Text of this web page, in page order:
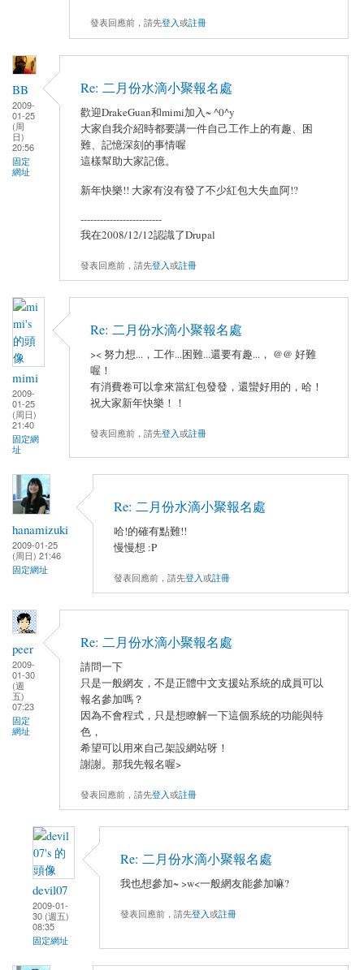
發表回應前，請先登入或註冊
BB
2009-
01-25
(周
日)
20:56
固定
網址
Re: 二月份水滴小聚報名處
歡迎DrakeGuan和mimi加入~ ^0^y
大家自我介紹時都要講一件自己工作上的有趣、困
難、記憶深刻的事情喔
這樣幫助大家記億。
新年快樂!! 大家有沒有發了不少紅包大失血阿!?
-------------------------
我在2008/12/12認識了Drupal
發表回應前，請先登入或註冊
mimi
2009-
01-25
(周日)
21:40
固定網
址
Re: 二月份水滴小聚報名處
>< 努力想...，工作...困難...還要有趣...， @@ 好難
喔！
有消費卷可以拿來當紅包發發，還蠻好用的，哈！
祝大家新年快樂！！
發表回應前，請先登入或註冊
hanamizuki
2009-01-25
(周日) 21:46
固定網址
Re: 二月份水滴小聚報名處
哈!的確有點難!!
慢慢想 :P
發表回應前，請先登入或註冊
peer
2009-
01-30
(週
五)
07:23
固定
網址
Re: 二月份水滴小聚報名處
請問一下
只是一般網友，不是正體中文支援站系統的成員可以
報名參加嗎？
因為不會程式，只是想瞭解一下這個系統的功能與特
色，
希望可以用來自己架設網站呀！
謝謝。那我先報名喔>
發表回應前，請先登入或註冊
devil07
2009-01-
30 (週五)
08:35
固定網址
Re: 二月份水滴小聚報名處
我也想參加~ >w<一般網友能參加嘛?
發表回應前，請先登入或註冊